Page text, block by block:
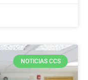
NOTICIAS CCS